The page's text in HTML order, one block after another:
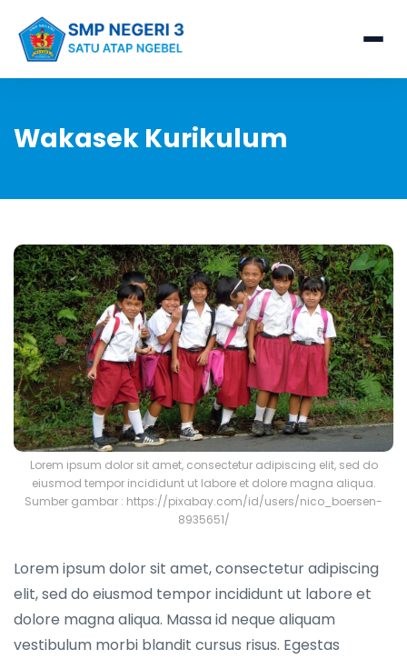
Wakasek Kurikulum
Lorem ipsum dolor sit amet, consectetur adipiscing elit, sed do
eiusmod tempor incididunt ut labore et dolore magna aliqua.
Sumber gambar : https://pixabay.com/id/users/nico_boersen-
8935651/
Lorem ipsum dolor sit amet, consectetur adipiscing
elit, sed do eiusmod tempor incididunt ut labore et
dolore magna aliqua. Massa id neque aliquam
vestibulum morbi blandit cursus risus. Egestas